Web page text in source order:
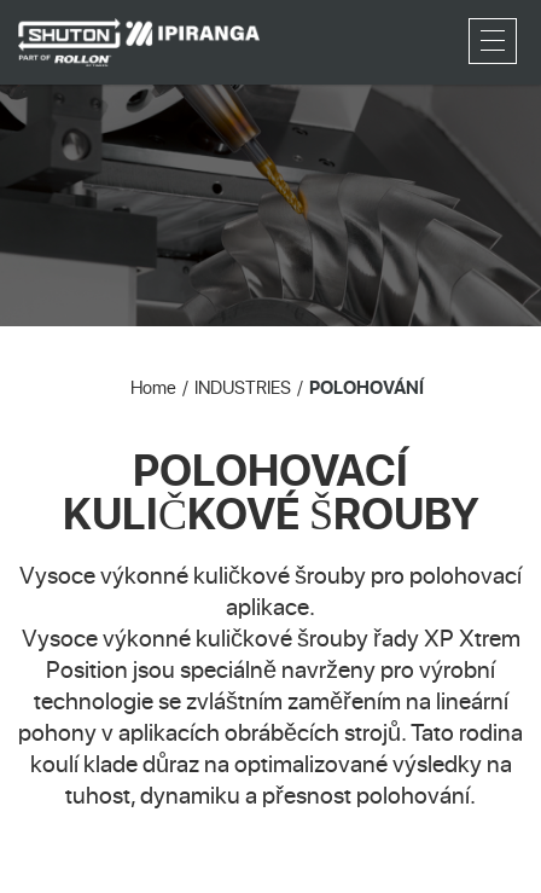
RFQ
Home INDUSTRIES POLOHOVÁNÍ
POLOHOVACÍ
KULIČKOVÉ ŠROUBY
Vysoce výkonné kuličkové šrouby pro polohovací
aplikace.
Vysoce výkonné kuličkové šrouby řady XP Xtrem
Position jsou speciálně navrženy pro výrobní
technologie se zvláštním zaměřením na lineární
pohony v aplikacích obráběcích strojů. Tato rodina
koulí klade důraz na optimalizované výsledky na
tuhost, dynamiku a přesnost polohování.